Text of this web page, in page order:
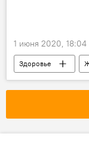
1 июня 2020, 18:04
Здоровье
Новости
общественный
Бакинское